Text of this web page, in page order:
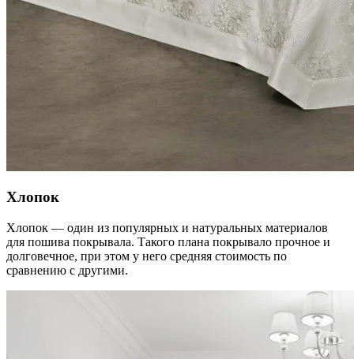
Хлопок
Хлопок — один из популярных и натуральных материалов
для пошива покрывала. Такого плана покрывало прочное и
долговечное, при этом у него средняя стоимость по
сравнению с другими.